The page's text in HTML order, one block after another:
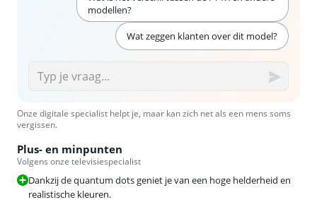
modellen?
Wat zeggen klanten over dit model?
Onze digitale specialist helpt je, maar kan zich net als een mens soms
vergissen.
Plus- en minpunten
Volgens onze televisiespecialist
Dankzij de quantum dots geniet je van een hoge helderheid en
realistische kleuren.